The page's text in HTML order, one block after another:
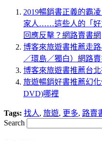
2019暢銷書正義的霸
家人……這些人的「好
回應反擊？網路賣書網
博客來旅遊書推薦走
／環島／獨白）網路
博客來旅遊書推薦台
旅遊暢銷好書推薦幻
DVD)哪裡
Tags: 找人, 旅遊, 更多, 路賣
Search